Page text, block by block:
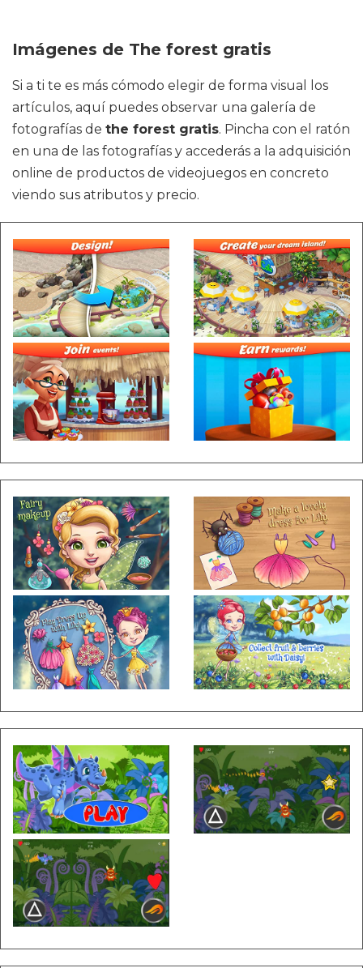
Imágenes de The forest gratis
Si a ti te es más cómodo elegir de forma visual los
artículos, aquí puedes observar una galería de
fotografías de the forest gratis. Pincha con el ratón
en una de las fotografías y accederás a la adquisición
online de productos de videojuegos en concreto
viendo sus atributos y precio.